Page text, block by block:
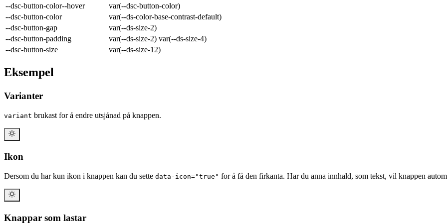
--dsc-button-color--hover
var(--dsc-button-color)
--dsc-button-color
var(--ds-color-base-contrast-default)
--dsc-button-gap
var(--ds-size-2)
--dsc-button-padding
var(--ds-size-2) var(--ds-size-4)
--dsc-button-size
var(--ds-size-12)
Eksempel
Varianter
variant brukast for å endre utsjånad på knappen.
Ikon
Dersom du har kun ikon i knappen kan du sette data-icon="true" for å få den firkanta. Har du anna innhald, som tekst, vil knappen
Knappar som lastar